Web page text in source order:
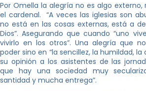
Por Omella la alegría no es algo externo,
el cardenal. “A veces las iglesias son
no está en las cosas externas, está a
Dios”. Asegurando que cuando “uno
vivirlo en los otros”. Una alegría que
poder sino en “la sencillez, la humildad, la
su opinión a los asistentes de las
que hay una sociedad muy
santidad y mucha entrega”.